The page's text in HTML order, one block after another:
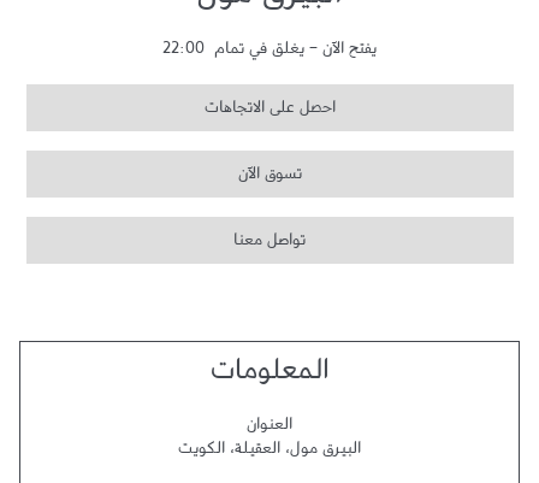
يفتح الآن - يغلق في تمام 22:00
احصل على الاتجاهات
تسوق الآن
تواصل معنا
المعلومات
العنوان
البيرق مول، العقيلة، الكويت